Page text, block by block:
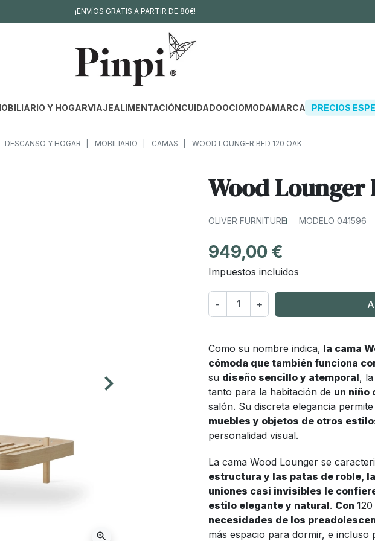
¡ENVÍOS GRATIS A PARTIR DE 80€!
Y HOGARVIAJEALIMENTACIÓNCUIDADOOCIOMODAMARCAS PRECIOS
DESCANSO Y HOGAR MOBILIARIO CAMAS WOOD LOUNGER BED 120 OAK
Siguiente
keyboard_arrow_right
zoom_in
Wood Lounger
OLIVER FURNITURE MODELO 041596
949,00 €
Impuestos incluidos
- +
Como su nombre indica, la cama
cómoda que también funciona
su diseño sencillo y atemporal,
tanto para la habitación de un niño
salón. Su discreta elegancia permite
muebles y objetos de otros
personalidad visual.
La cama Wood Lounger se
estructura y las patas de roble,
uniones casi invisibles le
estilo elegante y natural. Con
necesidades de los
más espacio para dormir, e incluso